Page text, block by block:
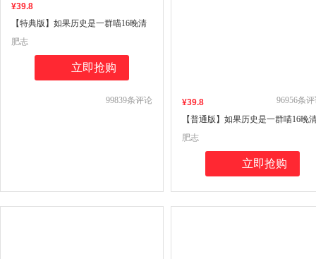
¥39.8
【特典版】如果历史是一群喵16晚清
残晖篇【新书现货速发】正版肥志著
小学生历史漫画书儿童历史书加赠喵
99839条评论
肥志
立即抢购
¥39.8
【普通版】如果历史是一群喵16晚
残晖篇篇全套正版1-156册肥志著漫
8周年纪念版套装3册小学生课外阅
儿童西游喵知识肥志百科
96956条
肥志
立即抢购